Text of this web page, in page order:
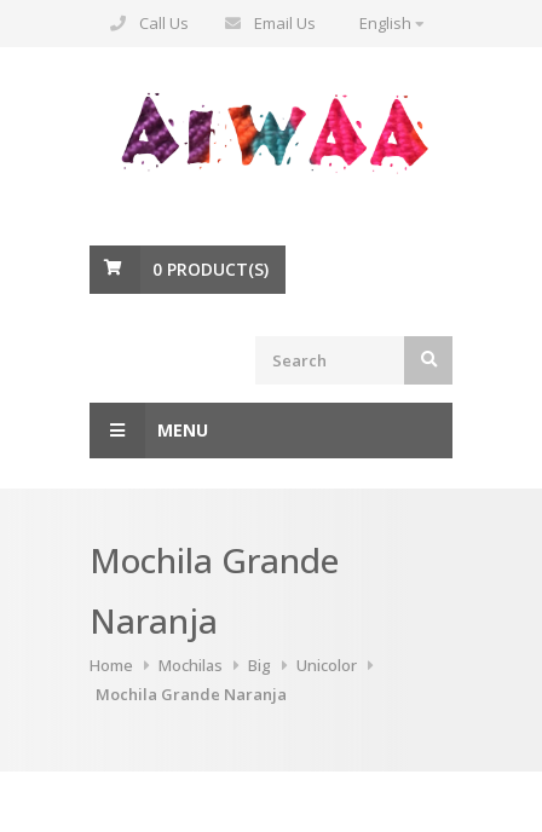
Call Us Email Us English
0 PRODUCT(S)
MENU
Mochila Grande
Naranja
Home Mochilas Big
Unicolor
Mochila Grande Naranja